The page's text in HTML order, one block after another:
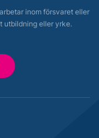
inom försvaret eller
utbildning eller yrke.